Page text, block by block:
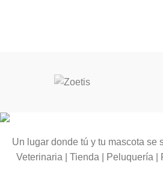
Un lugar donde tú y tu mascota se
Veterinaria | Tienda | Peluquería |